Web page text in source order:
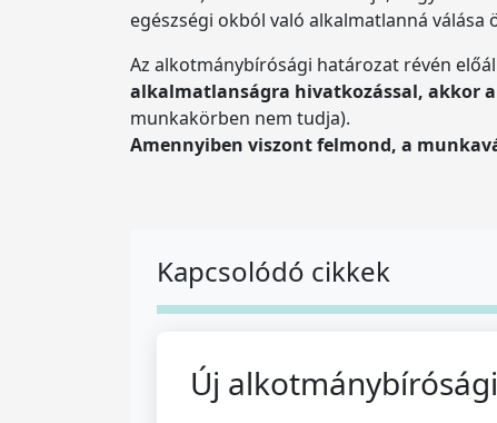
egészségi okból való alkalmatlanná
Az alkotmánybírósági határozat révén
alkalmatlanságra hivatkozással, akkor
munkakörben nem tudja).
Amennyiben viszont felmond, a
Kapcsolódó cikkek
Új